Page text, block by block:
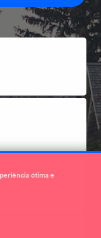
ótima e